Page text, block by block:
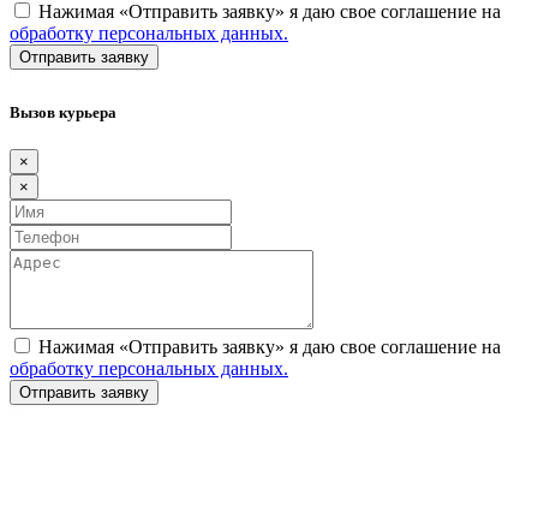
Нажимая «Отправить заявку» я даю свое соглашение на
обработку персональных данных.
Вызов курьера
×
×
Нажимая «Отправить заявку» я даю свое соглашение на
обработку персональных данных.